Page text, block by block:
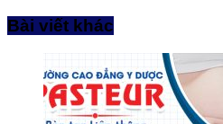
Bài viết khác